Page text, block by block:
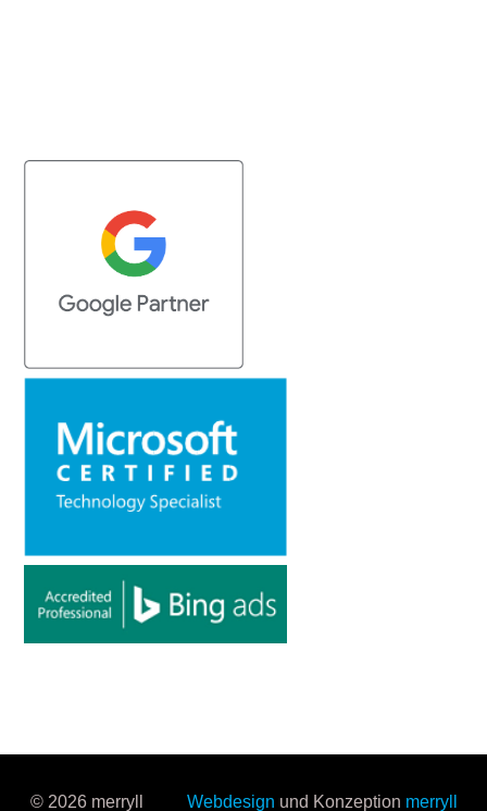
© 2026 merryll Webdesign und Konzeption merryll